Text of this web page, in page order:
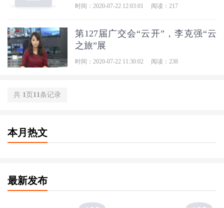
时间：2020-07-22 12:03:01 阅读：217
第127届广交会“云开”，李克强“云
之旅”展
时间：2020-07-22 11:30:02 阅读：238
共 1 页 11条记录
本月热文
最新发布